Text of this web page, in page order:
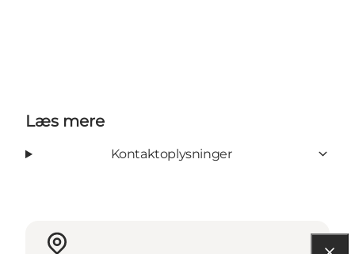
Læs mere
Kontaktoplysninger